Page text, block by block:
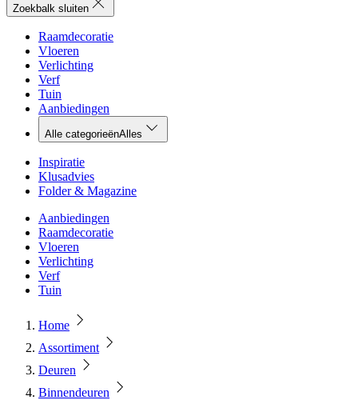
Zoekbalk sluiten
Raamdecoratie
Vloeren
Verlichting
Verf
Tuin
Aanbiedingen
Alle categorieënAlles
Inspiratie
Klusadvies
Folder & Magazine
Aanbiedingen
Raamdecoratie
Vloeren
Verlichting
Verf
Tuin
Home
Assortiment
Deuren
Binnendeuren